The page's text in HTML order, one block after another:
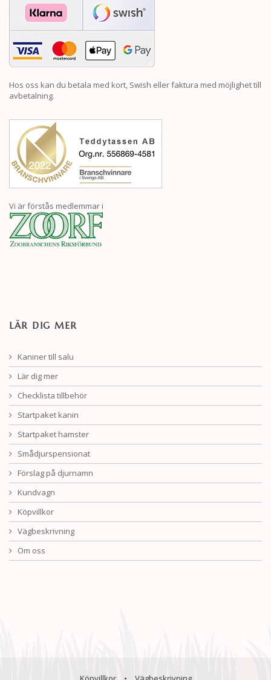
Hos oss kan du betala med kort, Swish eller faktura med möjlighet till
avbetalning.
Vi är förstås medlemmar i
LÄR DIG MER
Kaniner till salu
Lär dig mer
Checklista tillbehör
Startpaket kanin
Startpaket hamster
Smådjurspensionat
Förslag på djurnamn
Kundvagn
Köpvillkor
Vägbeskrivning
Om oss